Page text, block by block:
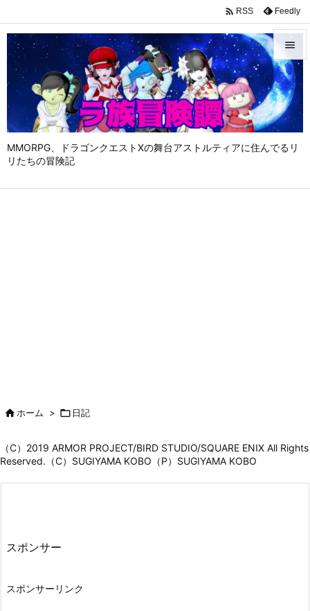
MMORPG、ドラゴンクエストⅩの舞台アストルティアに住んでるリ
リたちの冒険記


メニュ

サイド

 RSS Feedly
ホーム >  日記
（C）2019 ARMOR PROJECT/BIRD STUDIO/SQUARE ENIX All Rights
Reserved.（C）SUGIYAMA KOBO（P）SUGIYAMA KOBO
スポンサー
スポンサーリンク